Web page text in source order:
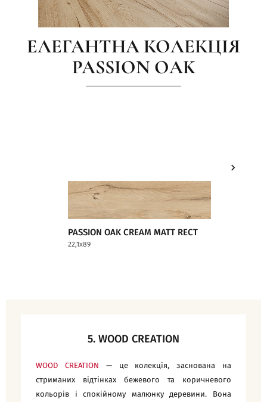
ЕЛЕГАНТНА КОЛЕКЦІЯ
PASSION OAK
PASSION OAK CREAM MATT RECT
22,1x89
5. WOOD CREATION
WOOD CREATION
— це колекція, заснована на
стриманих відтінках бежевого та коричневого
кольорів і спокійному малюнку деревини. Вона